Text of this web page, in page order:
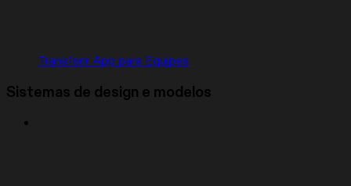
Transferir App para Equipes
Sistemas de design e modelos